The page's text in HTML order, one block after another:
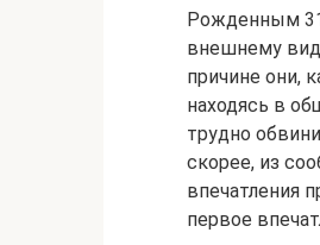
Рожденным
внешнему
причине они,
находясь в
трудно
скорее, из
впечатления
первое